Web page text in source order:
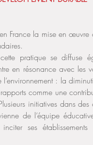
France la mise en œuvre
pratique se diffuse
en résonance avec les
: la
comme une
initiatives dans
de l’équipe
inciter ses